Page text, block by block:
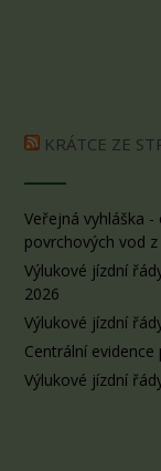
KRÁTCE ZE
Veřejná vyhláška
povrchových vod
Výlukové jízdní
2026
Výlukové jízdní
Centrální evidence
Výlukové jízdní